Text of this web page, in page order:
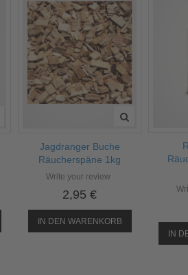
Jagdranger Buche
Räucherspäne 1kg
Write your review
2,95 €
IN DEN WARENKORB
IN